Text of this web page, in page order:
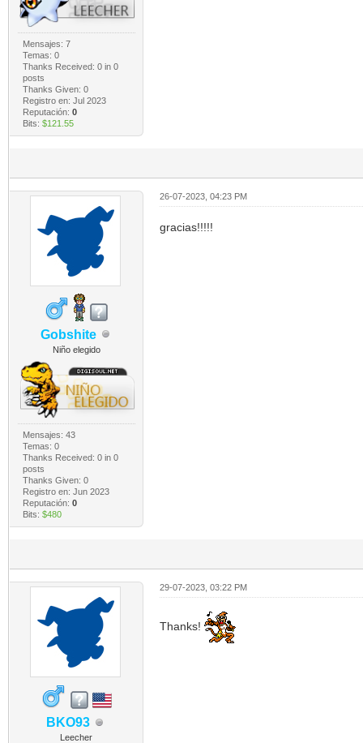
Mensajes: 7
Temas: 0
Thanks Received: 0in 0
posts
Thanks Given: 0
Registro en: Jul 2023
Reputación: 0
Bits: $121.55
Gobshite
Niño elegido
Mensajes: 43
Temas: 0
Thanks Received: 0in 0
posts
Thanks Given: 0
Registro en: Jun 2023
Reputación: 0
Bits: $480
26-07-2023, 04:23 PM
gracias!!!!!
BKO93
Leecher
29-07-2023, 03:22 PM
Thanks!